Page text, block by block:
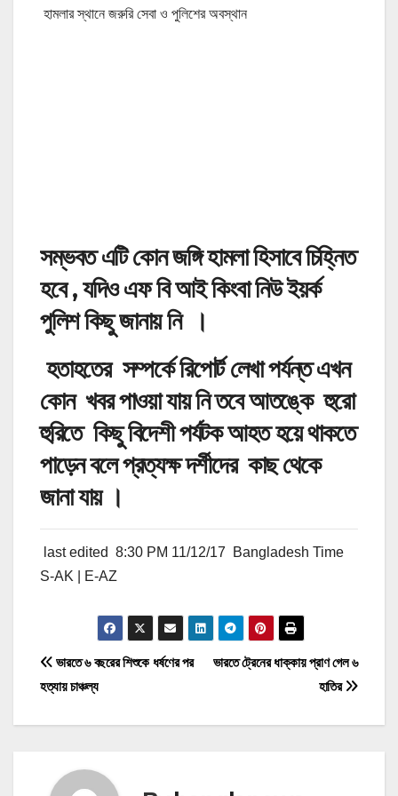
হামলার স্থানে জরুরি সেবা ও পুলিশের অবস্থান
সম্ভবত এটি কোন জঙ্গি হামলা হিসাবে চিহ্নিত
হবে , যদিও এফ বি আই কিংবা নিউ ইয়র্ক
পুলিশ কিছু জানায় নি ।
হতাহতের সম্পর্কে রিপোর্ট লেখা পর্যন্ত এখন
কোন খবর পাওয়া যায় নি তবে আতঙ্কে হুরো
হুরিতে কিছু বিদেশী পর্যটক আহত হয়ে থাকতে
পাড়েন বলে প্রত্যক্ষ দর্শীদের কাছ থেকে
জানা যায় ।
last edited 8:30 PM 11/12/17 Bangladesh Time
S-AK | E-AZ
P
o
ভারতে ট্রেনের ধাক্কায় প্রাণ গেল ৬
হাতির
ভারতে ৬ বছরের শিশুকে ধর্ষণের পর
হত্যায় চাঞ্চল্য